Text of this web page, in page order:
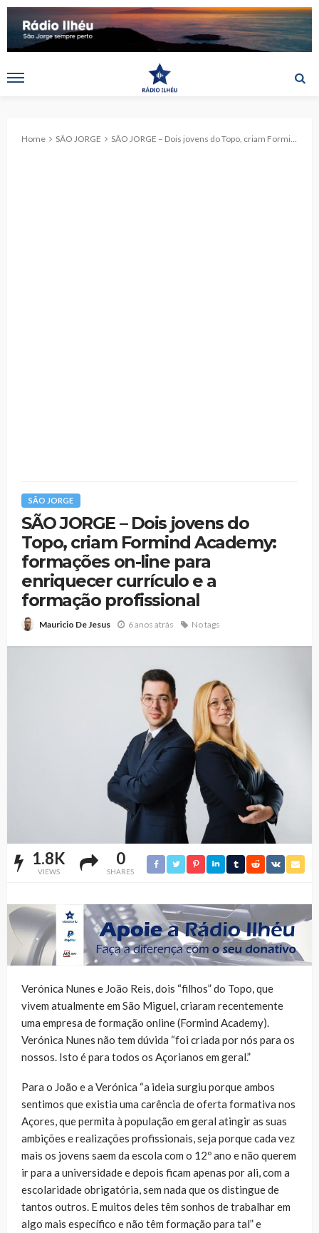
Home SÃO JORGE SÃO JORGE – Dois jovens do Topo, criam Formind Academy: formações on-line para enriquecer currículo e a formação profissional
SÃO JORGE
SÃO JORGE – Dois jovens do
Topo, criam Formind Academy:
formações on-line para
enriquecer currículo e a
formação profissional
Mauricio De Jesus 6 anos atrás No tags
1.8K
VIEWS
0
SHARES
Verónica Nunes e João Reis, dois “filhos” do Topo, que
vivem atualmente em São Miguel, criaram recentemente
uma empresa de formação online (Formind Academy).
Verónica Nunes não tem dúvida “foi criada por nós para os
nossos. Isto é para todos os Açorianos em geral.”
Para o João e a Verónica “a ideia surgiu porque ambos
sentimos que existia uma carência de oferta formativa nos
Açores, que permita à população em geral atingir as suas
ambições e realizações profissionais, seja porque cada vez
mais os jovens saem da escola com o 12º ano e não querem
ir para a universidade e depois ficam apenas por ali, com a
escolaridade obrigatória, sem nada que os distingue de
tantos outros. E muitos deles têm sonhos de trabalhar em
algo mais específico e não têm formação para tal” e